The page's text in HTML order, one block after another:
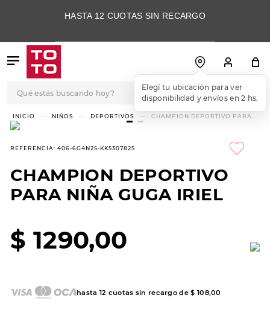
HASTA 12 CUOTAS SIN RECARGO
Elegí tu ubicación para ver
disponibilidad y envíos en 2 hs.
NIÑOS DEPORTIVOS
CHAMPION DEPORTIVO PARA
REFERENCIA: 406-6G4N25-KK5307825
CHAMPION DEPORTIVO
PARA NIÑA GUGA IRIEL
$ 1290,00
hasta 12 cuotas sin recargo de$ 108,00
TÉRMINOS MÁS
BUSCADOS
3
skechers slip-ins
8.
hitec